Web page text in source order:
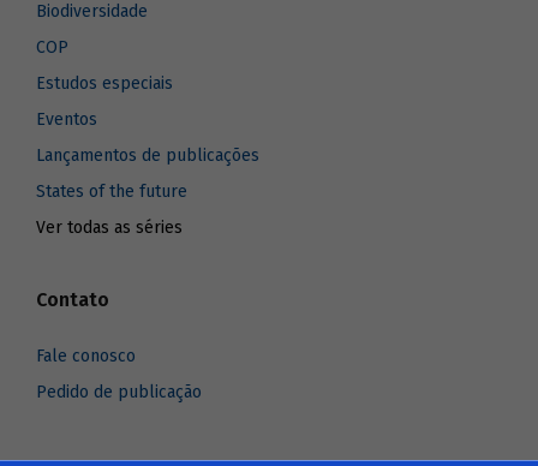
Biodiversidade
COP
Estudos especiais
Eventos
Lançamentos de publicações
States of the future
Ver todas as séries
Contato
Fale conosco
Pedido de publicação